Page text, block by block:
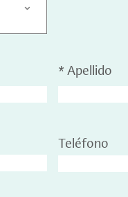
* Apellido
Teléfono